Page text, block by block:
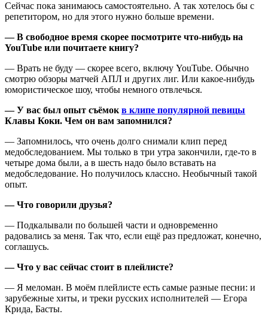
Сейчас пока занимаюсь самостоятельно. А так хотелось бы с
репетитором, но для этого нужно больше времени.
— В свободное время скорее посмотрите что-нибудь на
YouTube или почитаете книгу?
— Врать не буду — скорее всего, включу YouTube. Обычно
смотрю обзоры матчей АПЛ и других лиг. Или какое-нибудь
юмористическое шоу, чтобы немного отвлечься.
— У вас был опыт съёмок в клипе популярной певицы
Клавы Коки. Чем он вам запомнился?
— Запомнилось, что очень долго снимали клип перед
медобследованием. Мы только в три утра закончили, где-то в
четыре дома были, а в шесть надо было вставать на
медобследование. Но получилось классно. Необычный такой
опыт.
— Что говорили друзья?
— Подкалывали по большей части и одновременно
радовались за меня. Так что, если ещё раз предложат, конечно,
соглашусь.
— Что у вас сейчас стоит в плейлисте?
— Я меломан. В моём плейлисте есть самые разные песни: и
зарубежные хиты, и треки русских исполнителей — Егора
Крида, Басты.